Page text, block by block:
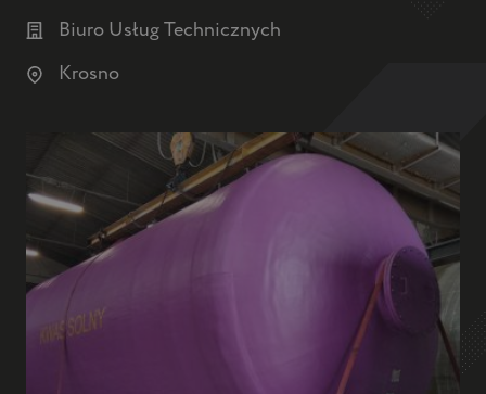
Biuro Usług Technicznych
Krosno